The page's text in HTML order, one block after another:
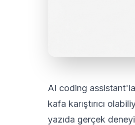
AI coding
kafa karıştırıcı
yazıda gerçek